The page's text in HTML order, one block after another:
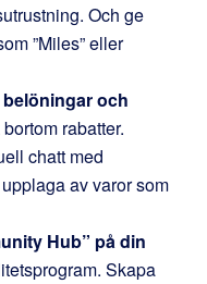
Och ge
”Miles” eller
och
rabatter.
chatt med
av varor som
Hub” på din
Skapa